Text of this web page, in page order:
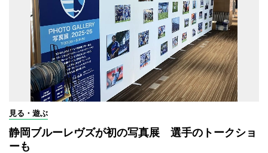
見る・遊ぶ
静岡ブルーレヴズが初の写真展 選手のトークショ
ーも